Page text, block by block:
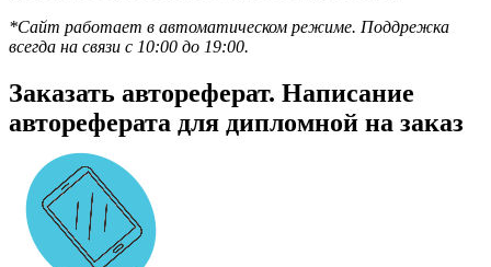
*Сайт работает в автоматическом режиме. Поддрежка
всегда на связи с 10:00 до 19:00.
Заказать автореферат. Написание
автореферата для дипломной на заказ